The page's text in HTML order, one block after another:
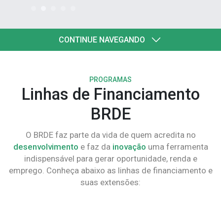
CONTINUE NAVEGANDO
PROGRAMAS
Linhas de Financiamento
BRDE
O BRDE faz parte da vida de quem acredita no
desenvolvimento e faz da inovação uma ferramenta
indispensável para gerar oportunidade, renda e
emprego. Conheça abaixo as linhas de financiamento e
suas extensões: